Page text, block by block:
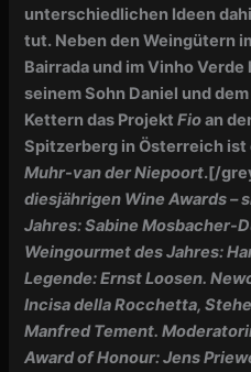
unterschiedlichen Ideen
tut. Neben den Weingütern
Bairrada und im Vinho
seinem Sohn Daniel und
Kettern das ProjektFioan
Spitzerberg in Österreich ist
Muhr-van der Niepoort.[/
diesjährigen Wine Awards –
Jahres: Sabine Mosbacher-
Weingourmet des Jahres:
Legende: Ernst Loosen.
Incisa della Rocchetta,
Manfred Tement.
Award of Honour: Jens